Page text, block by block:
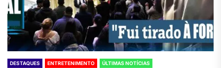
DESTAQUES ENTRETENIMENTO ÚLTIMAS NOTÍCIAS